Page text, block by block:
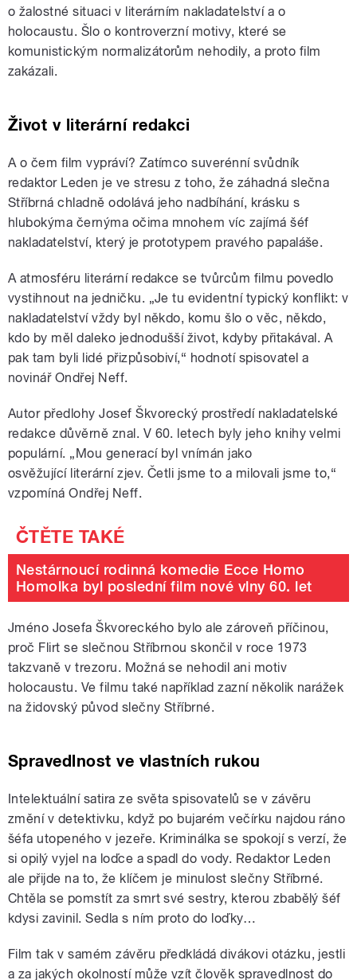
o žalostné situaci v literárním nakladatelství a o
holocaustu. Šlo o kontroverzní motivy, které se
komunistickým normalizátorům nehodily, a proto film
zakázali.
Život v literární redakci
A o čem film vypráví? Zatímco suverénní svůdník
redaktor Leden je ve stresu z toho, že záhadná slečna
Stříbrná chladně odolává jeho nadbíhání, krásku s
hlubokýma černýma očima mnohem víc zajímá šéf
nakladatelství, který je prototypem pravého papaláše.
A atmosféru literární redakce se tvůrcům filmu povedlo
vystihnout na jedničku. „Je tu evidentní typický konflikt: v
nakladatelství vždy byl někdo, komu šlo o věc, někdo,
kdo by měl daleko jednodušší život, kdyby přitakával. A
pak tam byli lidé přizpůsobiví,“ hodnotí spisovatel a
novinář Ondřej Neff.
Autor předlohy Josef Škvorecký prostředí nakladatelské
redakce důvěrně znal. V 60. letech byly jeho knihy velmi
populární. „Mou generací byl vnímán jako
osvěžující literární zjev. Četli jsme to a milovali jsme to,“
vzpomíná Ondřej Neff.
Nestárnoucí rodinná komedie Ecce Homo
Homolka byl poslední film nové vlny 60. let
Jméno Josefa Škvoreckého bylo ale zároveň příčinou,
proč Flirt se slečnou Stříbrnou skončil v roce 1973
takzvaně v trezoru. Možná se nehodil ani motiv
holocaustu. Ve filmu také například zazní několik narážek
na židovský původ slečny Stříbrné.
Spravedlnost ve vlastních rukou
Intelektuální satira ze světa spisovatelů se v závěru
změní v detektivku, když po bujarém večírku najdou ráno
šéfa utopeného v jezeře. Kriminálka se spokojí s verzí, že
si opilý vyjel na loďce a spadl do vody. Redaktor Leden
ale přijde na to, že klíčem je minulost slečny Stříbrné.
Chtěla se pomstít za smrt své sestry, kterou zbabělý šéf
kdysi zavinil. Sedla s ním proto do loďky…
Film tak v samém závěru předkládá divákovi otázku, jestli
a za jakých okolností může vzít člověk spravedlnost do